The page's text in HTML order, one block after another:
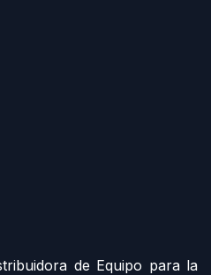
de Equipo para la